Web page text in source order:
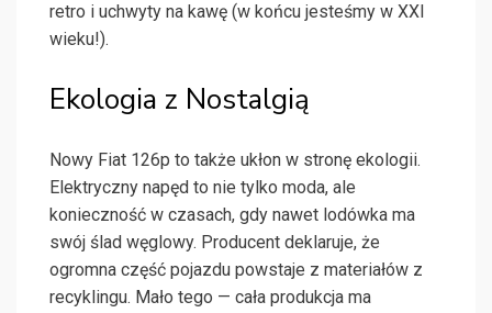
retro i uchwyty na kawę (w końcu jesteśmy w XXI
wieku!).
Ekologia z Nostalgią
Nowy Fiat 126p to także ukłon w stronę ekologii.
Elektryczny napęd to nie tylko moda, ale
konieczność w czasach, gdy nawet lodówka ma
swój ślad węglowy. Producent deklaruje, że
ogromna część pojazdu powstaje z materiałów z
recyklingu. Mało tego — cała produkcja ma